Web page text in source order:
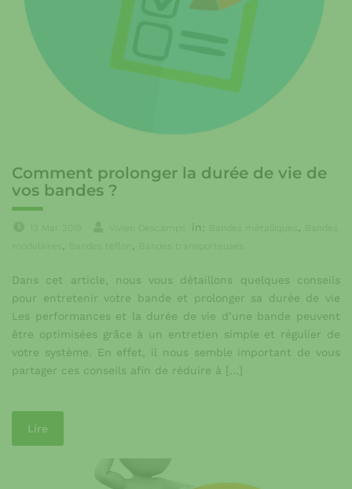
Comment prolonger la durée de vie de
vos bandes ?
in: Bandes métalliques ,
, Bandes téflon , Bandes transporteuses
Dans cet article, nous vous détaillons quelques conseils
pour entretenir votre bande et prolonger sa durée de vie
Les performances et la durée de vie d’une bande peuvent
être optimisées grâce à un entretien simple et régulier de
votre système. En effet, il nous semble important de vous
partager ces conseils afin de réduire à […]
Lire